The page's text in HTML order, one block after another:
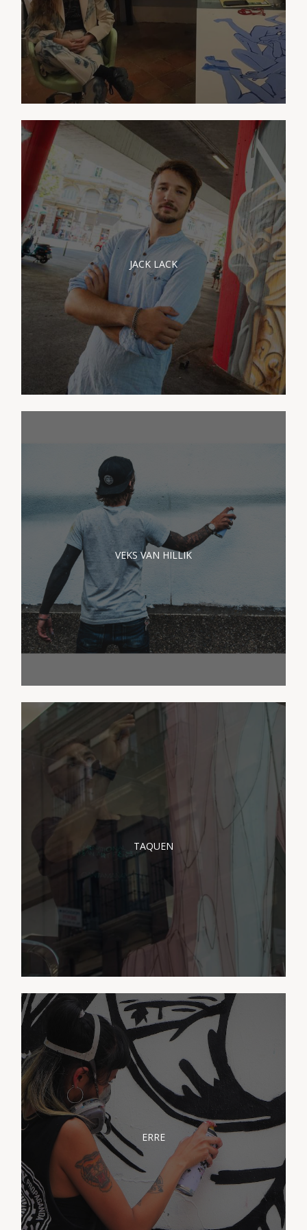
JACK LACK
PRÉSENTATION JACK
LACK
VEKS VAN HILLIK
PRÉSENTATION VEKS
VAN HILLIK
TAQUEN
PRÉSENTATION
TAQUEN
ERRE
PRÉSENTATION ERRE